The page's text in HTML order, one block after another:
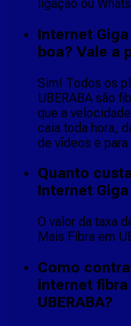
ligação ou
Internet Giga
boa? Vale a
Sim! Todos os
UBERABA são
que a
caia toda hora,
de vídeos e
Quanto
Internet Giga
O valor da taxa
Mais Fibra em
Como
internet fibra
UBERABA?